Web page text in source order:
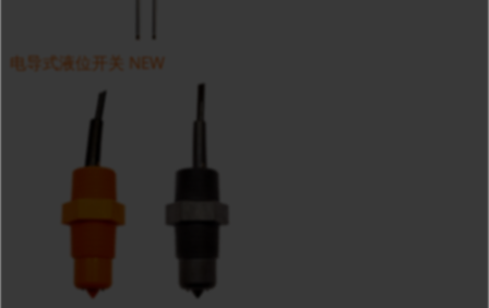
电导式液位开关 NEW